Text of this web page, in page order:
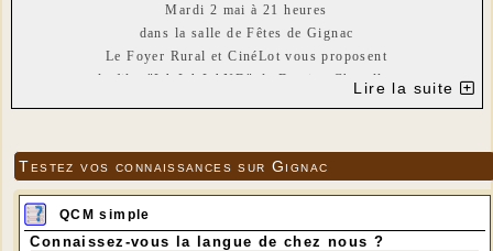
Mardi 2 mai à 21 heures
dans la salle de Fêtes de Gignac
Le Foyer Rural et CinéLot vous proposent
le film "LA LA LAND" de Damien Chazelle
Date de sortie
25 janvier 2017
2h 08min
DeDamien Chazelle
Lire la suite
Testez vos connaissances sur Gignac
QCM simple
Connaissez-vous la langue de chez nous ?